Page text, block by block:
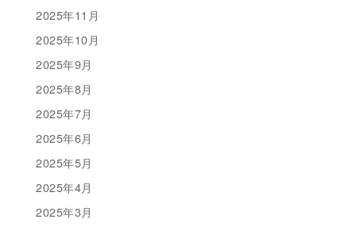
2025年11月
2025年10月
2025年9月
2025年8月
2025年7月
2025年6月
2025年5月
2025年4月
2025年3月